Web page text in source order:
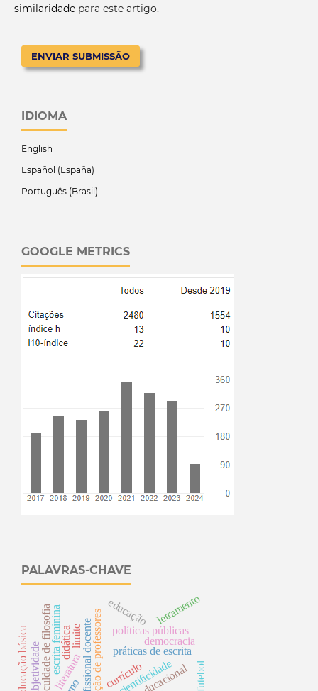
similaridadepara este artigo.
ENVIAR SUBMISSÃO
IDIOMA
English
Español (España)
Português (Brasil)
GOOGLE METRICS
PALAVRAS-CHAVE
políticas públicas
s
p
r
o
f
i
s
s
i
o
n
a
l
d
o
c
e
n
t
e práticas de escrita
literatura
escrita feminina
faculdade de filosofia cientificidade
subjetividade
educação letramento
currículo
educação básica democracia
didáticalimite
futebol